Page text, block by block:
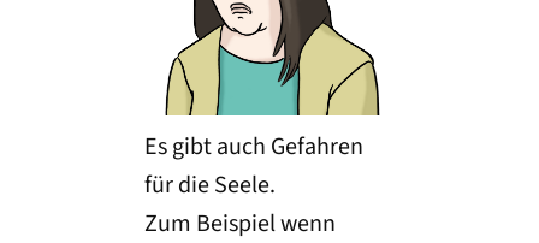
Es gibt auch Gefahren
für die Seele.
Zum Beispiel wenn